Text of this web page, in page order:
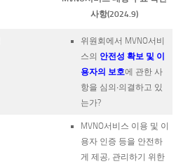
사항(2024.9)
위원회에서 MVNO서비
스의 안전성 확보 및 이
용자의 보호에 관한 사
항을 심의∙의결하고 있
는가?
MVNO서비스 이용 및 이
용자 인증 등을 안전하
게 제공, 관리하기 위한